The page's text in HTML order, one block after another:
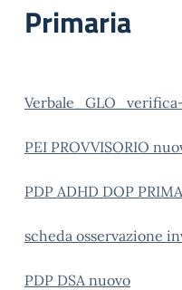
Primaria
PEI PROVVISORIO
PDP ADHD DOP
scheda osservazione
PDP DSA nuovo